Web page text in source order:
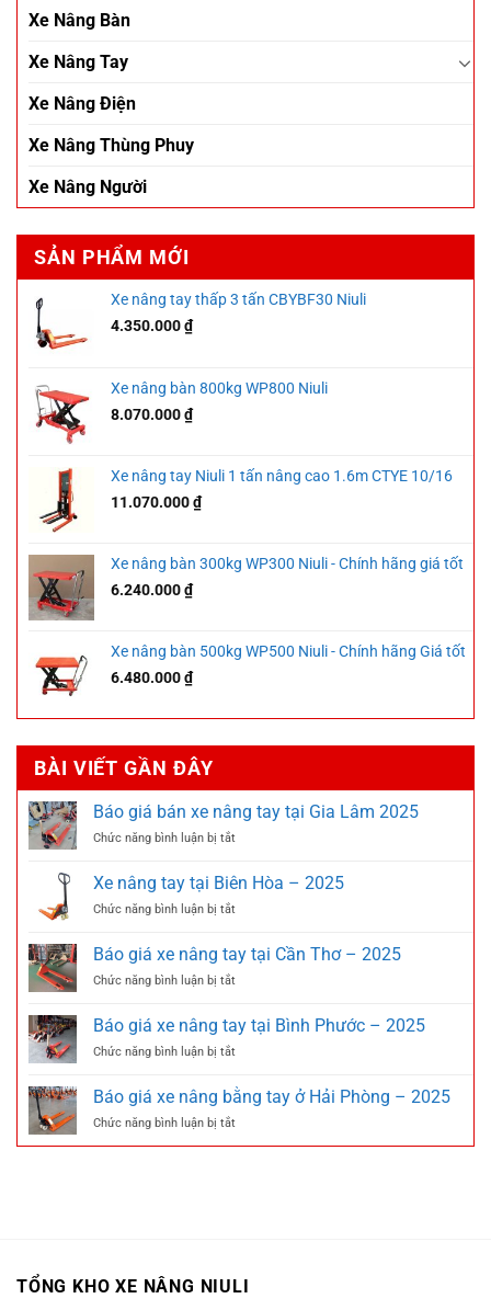
Xe Nâng Bàn
Xe Nâng Tay
Xe Nâng Điện
Xe Nâng Thùng Phuy
Xe Nâng Người
SẢN PHẨM MỚI
Xe nâng tay thấp 3 tấn CBYBF30 Niuli
4.350.000₫
Xe nâng bàn 800kg WP800 Niuli
8.070.000₫
Xe nâng tay Niuli 1 tấn nâng cao 1.6m CTYE 10/16
11.070.000₫
Xe nâng bàn 300kg WP300 Niuli - Chính hãng giá tốt
6.240.000₫
Xe nâng bàn 500kg WP500 Niuli - Chính hãng Giá tốt
6.480.000₫
BÀI VIẾT GẦN ĐÂY
Báo giá bán xe nâng tay tại Gia Lâm 2025
Chức năng bình luận bị tắtở
giá
bán
xe
tay
tại
Gia
2025
Xe nâng tay tại Biên Hòa – 2025
Chức năng bình luận bị tắtở
nâng
tay
tại
Hòa
–
2025
Báo giá xe nâng tay tại Cần Thơ – 2025
Chức năng bình luận bị tắtở
xe
nâng
tại
Cần
Thơ
–
Báo giá xe nâng tay tại Bình Phước – 2025
Chức năng bình luận bị tắtở
giá
xe
nâng
tay
Báo giá xe nâng bằng tay ở Hải Phòng – 2025
Chức năng bình luận bị tắtở
Phòng
TỔNG KHO XE NÂNG NIULI